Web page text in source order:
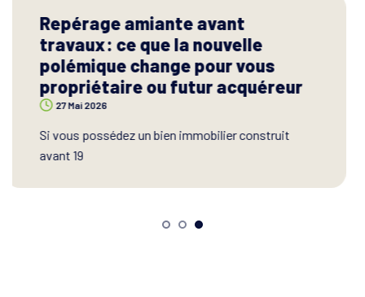
MaPrimeRénov’ et nouvelles
règles pour les aides à la
rénovation : ce que cela change
pour les propriétaires et
copropriétaires
Vous envisagez de rénover votre logement ou
votre imme